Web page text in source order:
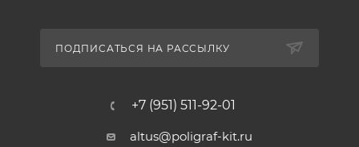
ПОДПИСАТЬСЯ НА РАССЫЛКУ
+7 (951) 511-92-01
altus@poligraf-kit.ru